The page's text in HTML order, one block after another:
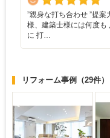
”‬親身な打ち合わせ ‪”‬提
様、建築士様には何度も
に 打…
リフォーム事例 （29件）